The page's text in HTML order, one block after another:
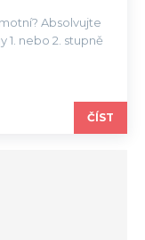
Absolvujte
nebo 2. stupně
ČÍST